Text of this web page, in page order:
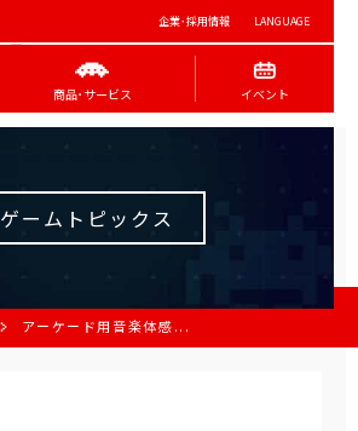
企業･採用情報 LANGUAGE
商品･サービス イベント
ゲームトピックス
アーケード用音楽体感...